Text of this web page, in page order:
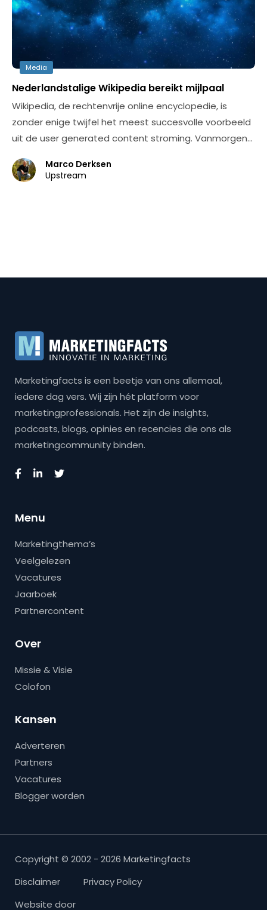
Media
Nederlandstalige Wikipedia bereikt mijlpaal
Wikipedia, de rechtenvrije online encyclopedie, is
zonder enige twijfel het meest succesvolle voorbeeld
uit de user generated content stroming. Vanmorgen…
Marco Derksen
Upstream
Marketingfacts is een beetje van ons allemaal,
iedere dag vers. Wij zijn hét platform voor
marketingprofessionals. Het zijn de insights,
podcasts, blogs, opinies en recencies die ons als
marketingcommunity binden.
Menu
Marketingthema’s
Veelgelezen
Vacatures
Jaarboek
Partnercontent
Over
Missie & Visie
Colofon
Kansen
Adverteren
Partners
Vacatures
Blogger worden
Copyright © 2002 - 2026 Marketingfacts
Disclaimer
Privacy Policy
Website door